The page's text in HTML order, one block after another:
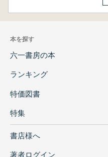
本を探す
六一書房の本
ランキング
特価図書
特集
書店様へ
著者ログイン